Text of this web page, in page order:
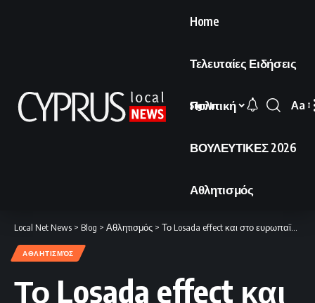
Home
Τελευταίες Ειδήσεις
Πολιτική
ΒΟΥΛΕΥΤΙΚΕΣ 2026
Αθλητισμός
Sign In
Font
Aa
Local Net News > Blog > Αθλητισμός > Το Losada effect και στο ευρωπαϊκό προσκήνιο.
ΑΘΛΗΤΙΣΜΌΣ
Το Losada effect και